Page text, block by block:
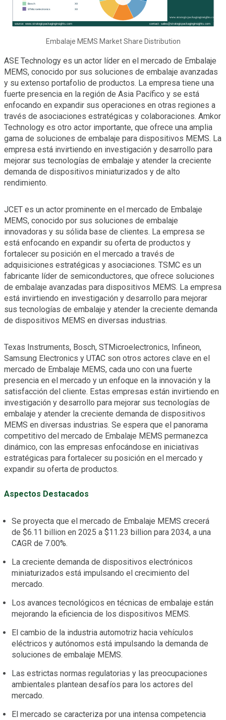
Embalaje MEMS Market Share Distribution
ASE Technology es un actor líder en el mercado de Embalaje
MEMS, conocido por sus soluciones de embalaje avanzadas
y su extenso portafolio de productos. La empresa tiene una
fuerte presencia en la región de Asia Pacífico y se está
enfocando en expandir sus operaciones en otras regiones a
través de asociaciones estratégicas y colaboraciones. Amkor
Technology es otro actor importante, que ofrece una amplia
gama de soluciones de embalaje para dispositivos MEMS. La
empresa está invirtiendo en investigación y desarrollo para
mejorar sus tecnologías de embalaje y atender la creciente
demanda de dispositivos miniaturizados y de alto
rendimiento.
JCET es un actor prominente en el mercado de Embalaje
MEMS, conocido por sus soluciones de embalaje
innovadoras y su sólida base de clientes. La empresa se
está enfocando en expandir su oferta de productos y
fortalecer su posición en el mercado a través de
adquisiciones estratégicas y asociaciones. TSMC es un
fabricante líder de semiconductores, que ofrece soluciones
de embalaje avanzadas para dispositivos MEMS. La empresa
está invirtiendo en investigación y desarrollo para mejorar
sus tecnologías de embalaje y atender la creciente demanda
de dispositivos MEMS en diversas industrias.
Texas Instruments, Bosch, STMicroelectronics, Infineon,
Samsung Electronics y UTAC son otros actores clave en el
mercado de Embalaje MEMS, cada uno con una fuerte
presencia en el mercado y un enfoque en la innovación y la
satisfacción del cliente. Estas empresas están invirtiendo en
investigación y desarrollo para mejorar sus tecnologías de
embalaje y atender la creciente demanda de dispositivos
MEMS en diversas industrias. Se espera que el panorama
competitivo del mercado de Embalaje MEMS permanezca
dinámico, con las empresas enfocándose en iniciativas
estratégicas para fortalecer su posición en el mercado y
expandir su oferta de productos.
Aspectos Destacados
Se proyecta que el mercado de Embalaje MEMS crecerá
de $6.11 billion en 2025 a $11.23 billion para 2034, a una
CAGR de 7.00%.
La creciente demanda de dispositivos electrónicos
miniaturizados está impulsando el crecimiento del
mercado.
Los avances tecnológicos en técnicas de embalaje están
mejorando la eficiencia de los dispositivos MEMS.
El cambio de la industria automotriz hacia vehículos
eléctricos y autónomos está impulsando la demanda de
soluciones de embalaje MEMS.
Las estrictas normas regulatorias y las preocupaciones
ambientales plantean desafíos para los actores del
mercado.
El mercado se caracteriza por una intensa competencia